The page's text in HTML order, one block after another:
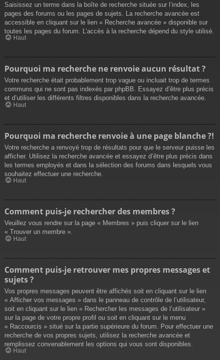
Saisissez un terme dans la boîte de recherche située sur l’index, les
pages des forums ou les pages de sujets. La recherche avancée est
accessible en cliquant sur le lien « Recherche avancée » disponible sur
toutes les pages du forum. L’accès à la recherche dépend du style utilisé.
Haut
Pourquoi ma recherche ne renvoie aucun résultat ?
Votre recherche était probablement trop vague ou incluait trop de termes
communs qui ne sont pas indexés par phpBB. Essayez d’être plus précis
et d’utiliser les différents filtres disponibles dans la recherche avancée.
Haut
Pourquoi ma recherche renvoie à une page blanche ?!
Votre recherche a renvoyé trop de résultats pour que le serveur puisse les
afficher. Utilisez la recherche avancée et essayez d’être plus précis dans
les termes employés et dans la sélection des forums dans lesquels vous
souhaitez effectuer une recherche.
Haut
Comment puis-je rechercher des membres ?
Veuillez vous rendre sur la page « Membres » puis cliquer sur le lien
« Trouver un membre ».
Haut
Comment puis-je retrouver mes propres messages et
sujets ?
Vos propres messages peuvent être affichés soit en cliquant sur le lien
« Afficher vos messages » dans le panneau de contrôle de l’utilisateur,
soit en cliquant sur le lien « Rechercher les messages de l’utilisateur »
sur la page de votre propre profil ou soit en cliquant sur le menu
« Raccourcis » situé sur la partie supérieure du forum. Pour effectuer une
recherche de vos propres sujets, utilisez la recherche avancée et
remplissez convenablement les options qui vous sont disponibles.
Haut